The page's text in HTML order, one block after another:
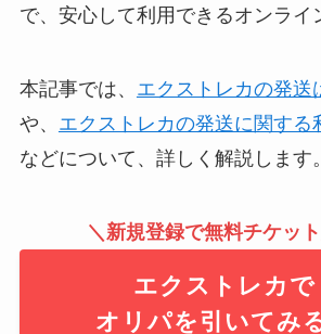
で、安心して利用できるオンライ
本記事では、 エクストレカの発送
や、 エクストレカの発送に関する
などについて、詳しく解説します。
＼新規登録で無料チケッ
エクストレカで
オリパを引いてみ